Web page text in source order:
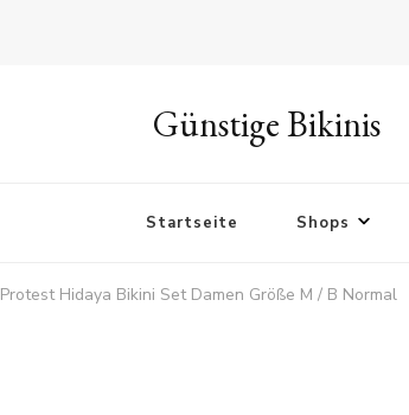
Günstige Bikinis
Startseite Shops
Protest Hidaya Bikini Set Damen Größe M / B Normal